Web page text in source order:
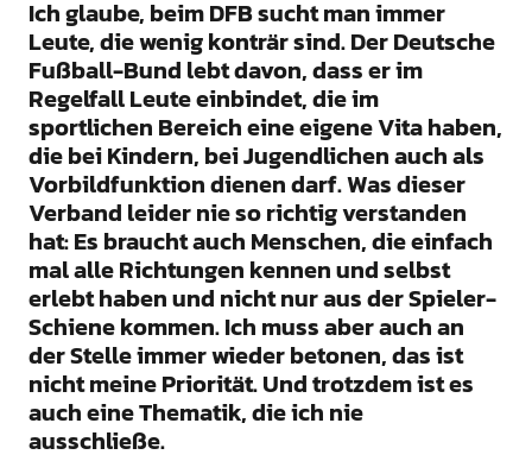
Ich glaube, beim DFB sucht man immer
Leute, die wenig konträr sind. Der Deutsche
Fußball-Bund lebt davon, dass er im
Regelfall Leute einbindet, die im
sportlichen Bereich eine eigene Vita haben,
die bei Kindern, bei Jugendlichen auch als
Vorbildfunktion dienen darf. Was dieser
Verband leider nie so richtig verstanden
hat: Es braucht auch Menschen, die einfach
mal alle Richtungen kennen und selbst
erlebt haben und nicht nur aus der Spieler-
Schiene kommen. Ich muss aber auch an
der Stelle immer wieder betonen, das ist
nicht meine Priorität. Und trotzdem ist es
auch eine Thematik, die ich nie
ausschließe.